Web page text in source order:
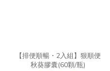
【排便順暢・2入組】狠順便
秋葵膠囊(60顆/瓶)